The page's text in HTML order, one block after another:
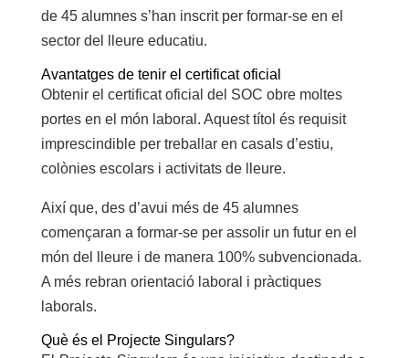
de 45 alumnes s’han inscrit per formar-se en el
sector del lleure educatiu.
Avantatges de tenir el certificat oficial
Obtenir el certificat oficial del SOC obre moltes
portes en el món laboral. Aquest títol és requisit
imprescindible per treballar en casals d’estiu,
colònies escolars i activitats de lleure.
Així que, des d’avui més de 45 alumnes
començaran a formar-se per assolir un futur en el
món del lleure i de manera 100% subvencionada.
A més rebran orientació laboral i pràctiques
laborals.
Què és el Projecte Singulars?